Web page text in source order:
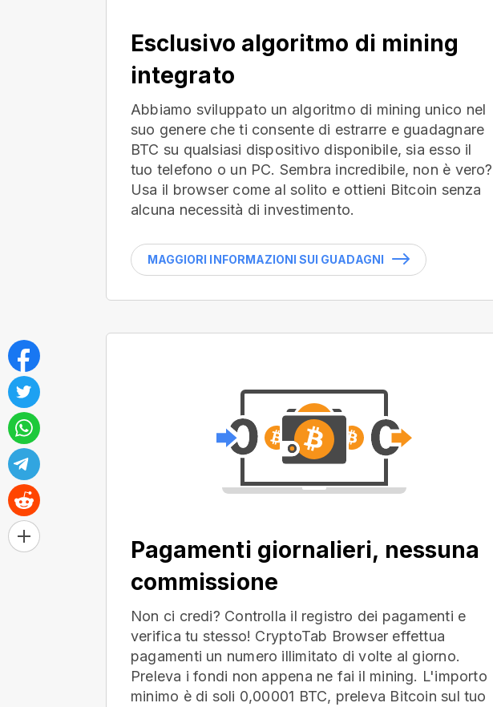
Esclusivo algoritmo di mining
integrato
Abbiamo sviluppato un algoritmo di mining unico nel
suo genere che ti consente di estrarre e guadagnare
BTC su qualsiasi dispositivo disponibile, sia esso il
tuo telefono o un PC. Sembra incredibile, non è vero?
Usa il browser come al solito e ottieni Bitcoin senza
alcuna necessità di investimento.
MAGGIORI INFORMAZIONI SUI GUADAGNI
Pagamenti giornalieri, nessuna
commissione
Non ci credi? Controlla il registro dei pagamenti e
verifica tu stesso! CryptoTab Browser effettua
pagamenti un numero illimitato di volte al giorno.
Preleva i fondi non appena ne fai il mining. L'importo
minimo è di soli 0,00001 BTC, preleva Bitcoin sul tuo